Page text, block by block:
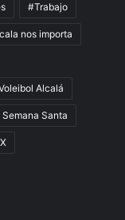
#Trabajo
nos importa
Alcalá
Semana Santa